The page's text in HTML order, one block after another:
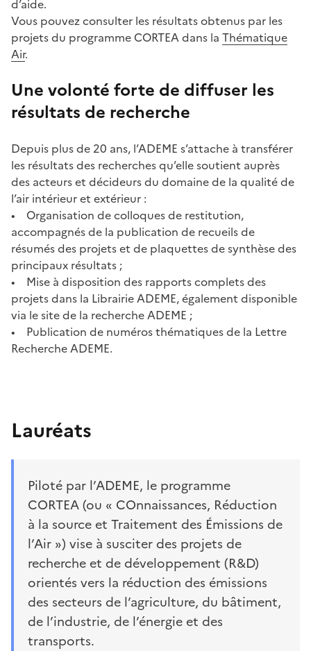
d’aide.
Vous pouvez consulter les résultats obtenus par les
projets du programme CORTEA dans la Thématique
Air.
Une volonté forte de diffuser les
résultats de recherche
Depuis plus de 20 ans, l’ADEME s’attache à transférer
les résultats des recherches qu’elle soutient auprès
des acteurs et décideurs du domaine de la qualité de
l’air intérieur et extérieur :
• Organisation de colloques de restitution,
accompagnés de la publication de recueils de
résumés des projets et de plaquettes de synthèse des
principaux résultats ;
• Mise à disposition des rapports complets des
projets dans la Librairie ADEME, également disponible
via le site de la recherche ADEME ;
• Publication de numéros thématiques de la Lettre
Recherche ADEME.
Lauréats
Piloté par l’ADEME, le programme
CORTEA (ou « COnnaissances, Réduction
à la source et Traitement des Émissions de
l’Air ») vise à susciter des projets de
recherche et de développement (R&D)
orientés vers la réduction des émissions
des secteurs de l’agriculture, du bâtiment,
de l’industrie, de l’énergie et des
transports.